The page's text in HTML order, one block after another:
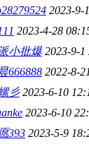
2023-9-
2023-4-28
小批爆 2023-9-1
666888 2022-8-
彡 2023-6-10
2023-6-10
393 2023-5-9